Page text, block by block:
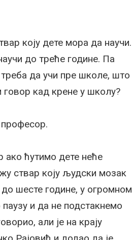
коју дете мора да научи.
до треће године. Па
да учи пре школе, што
говор кад крене у школу?
професор.
ако ћутимо дете неће
ствар коју људски мозак
шесте године, у огромном
паузу и да не подстакнемо
али је на крају